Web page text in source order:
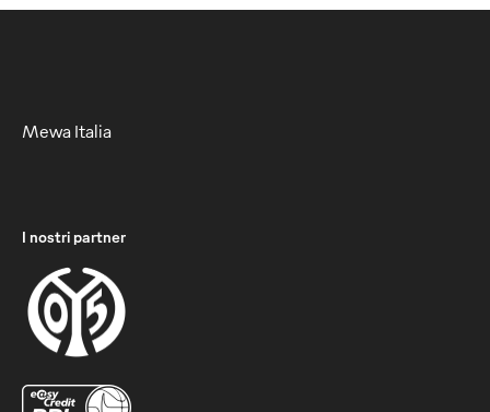
Mewa Italia
I nostri partner